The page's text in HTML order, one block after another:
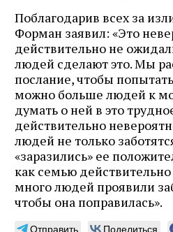
Поблагодарив всех за
Форман заявил: «Это
действительно не
людей сделают это. Мы
послание, чтобы
можно больше людей к
думать о ней в это
действительно
людей не только
«заразились» ее
как семью действительно
много людей проявили
чтобы она поправилась».
Отправить Поделиться